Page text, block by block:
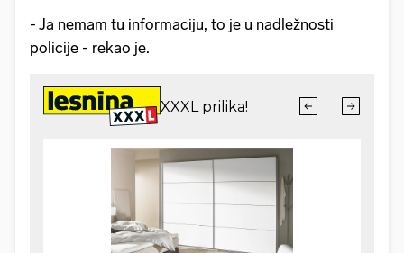
- Ja nemam tu informaciju, to je u nadležnosti
policije - rekao je.